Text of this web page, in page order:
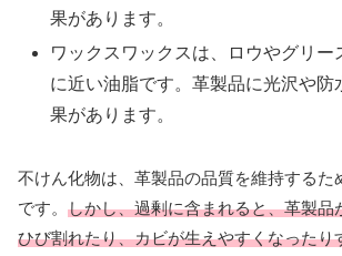
果があります。
ワックスワックスは、ロウやグリー
に近い油脂です。革製品に光沢や防
果があります。
不けん化物は、革製品の品質を維持するた
です。 しかし、過剰に含まれると、革製品
ひび割れたり、カビが生えやすくなったり